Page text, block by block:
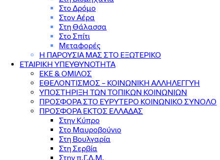
Στο Δρόμο
Στον Αέρα
Στη Θάλασσα
Στο Σπίτι
Μεταφορές
Η ΠΑΡΟΥΣΙΑ ΜΑΣ ΣΤΟ ΕΞΩΤΕΡΙΚΟ
ΕΤΑΙΡΙΚΗ ΥΠΕΥΘΥΝΟΤΗΤΑ
ΕΚΕ & ΟΜΙΛΟΣ
ΕΘΕΛΟΝΤΙΣΜΟΣ – ΚΟΙΝΩΝΙΚΗ ΑΛΛΗΛΕΓΓΥΗ
ΥΠΟΣΤΗΡΙΞΗ ΤΩΝ ΤΟΠΙΚΩΝ ΚΟΙΝΩΝΙΩΝ
ΠΡΟΣΦΟΡΑ ΣΤΟ ΕΥΡΥΤΕΡΟ ΚΟΙΝΩΝΙΚΟ ΣΥΝΟΛΟ
ΠΡΟΣΦΟΡΑ ΕΚΤΟΣ ΕΛΛΑΔΑΣ
Στην Κύπρο
Στο Μαυροβούνιο
Στη Βουλγαρία
Στη Σερβία
Στην π.Γ.Δ.Μ.